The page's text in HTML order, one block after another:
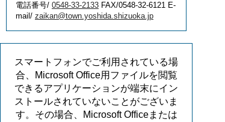
電話番号/ 0548-33-2133 FAX/0548-32-6121 E-
mail/ zaikan@town.yoshida.shizuoka.jp
スマートフォンでご利用されている場
合、Microsoft Office用ファイルを閲覧
できるアプリケーションが端末にイン
ストールされていないことがございま
す。その場合、Microsoft Officeまたは